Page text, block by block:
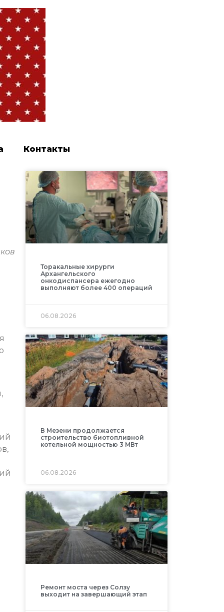
Контакты
Торакальные хирурги
Архангельского
онкодиспансера ежегодно
выполняют более 400 операций
06.08.2026
В Мезени продолжается
строительство биотопливной
котельной мощностью 3 МВт
06.08.2026
Ремонт моста через Солзу
выходит на завершающий этап